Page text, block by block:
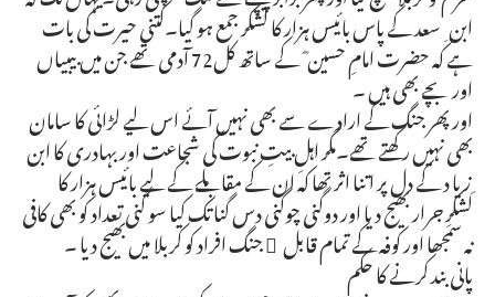
ابن ِ سعد کے پاس بائیس ہزار کا لشکر جمع ہو گیا۔کتنی حیرت کی بات
ہے کہ حضرت امامِ حسین ؓ کے ساتھ کل72 آدمی تھے جن میں بیبیاں
اور بچے بھی ہیں ۔
اور پھر جنگ کے ارادے سے بھی نہیں آئے اس لیے لڑائی کا سامان
بھی نہیں رکھتے تھے۔مگر اہلِ بیتِ نبوت کی شجاعت اور بہادری کا ابن
ِ زیا د کے دل پر اتنا اثر تھا کہ ان کے مقابلے کے لیے بائیس ہزار کا
لشکرِ جرار بھیج دیا اور دوگنی چوگنی دس گنا تک کیا سو گنی تعداد کو بھی کافی
نہ سمجھا اور کوفہ کے تمام قابل ِ جنگ افراد کو کربلا میں بھیج دیا ۔
پانی بند کرنے کا حکم